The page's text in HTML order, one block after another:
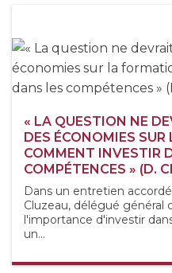
« LA QUESTION NE
DES ÉCONOMIES
COMMENT INVESTIR
COMPÉTENCES » (D.
Dans un entretien
Cluzeau, délégué général
l'importance d'investir
un...